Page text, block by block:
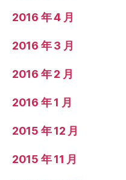
2016 年 4 月
2016 年 3 月
2016 年 2 月
2016 年 1 月
2015 年 12 月
2015 年 11 月